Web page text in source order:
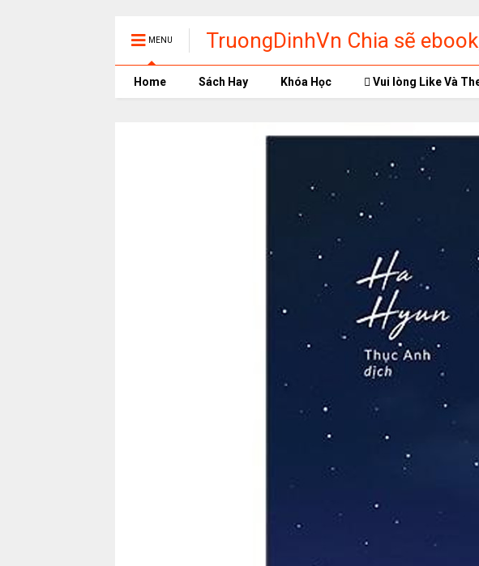
MENU
TruongDinhVn Chia sẽ
phần mềm học tập miễn phí
Home Sách Hay Khóa Học Vui lòng Like Và